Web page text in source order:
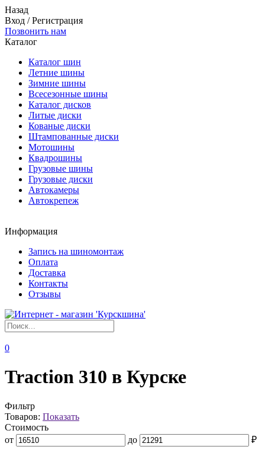
Назад
Вход /Регистрация
Позвонить нам
Каталог
Каталог шин
Летние шины
Зимние шины
Всесезонные шины
Каталог дисков
Литые диски
Кованые диски
Штампованные диски
Мотошины
Квадрошины
Грузовые шины
Грузовые диски
Автокамеры
Автокрепеж
Информация
Запись на шиномонтаж
Оплата
Доставка
Контакты
Отзывы
0
Traction 310 в Курске
Фильтр
Товаров: Показать
Стоимость
от
до ₽